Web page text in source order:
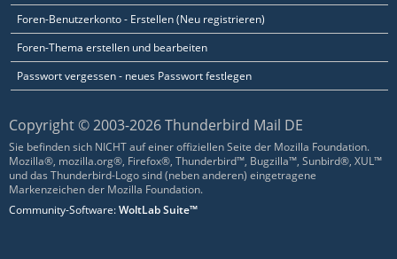
Foren-Benutzerkonto - Erstellen (Neu registrieren)
Foren-Thema erstellen und bearbeiten
Passwort vergessen - neues Passwort festlegen
Copyright © 2003-2026 Thunderbird Mail DE
Sie befinden sich NICHT auf einer offiziellen Seite der Mozilla Foundation.
Mozilla®, mozilla.org®, Firefox®, Thunderbird™, Bugzilla™, Sunbird®, XUL™
und das Thunderbird-Logo sind (neben anderen) eingetragene
Markenzeichen der Mozilla Foundation.
Community-Software:WoltLab Suite™